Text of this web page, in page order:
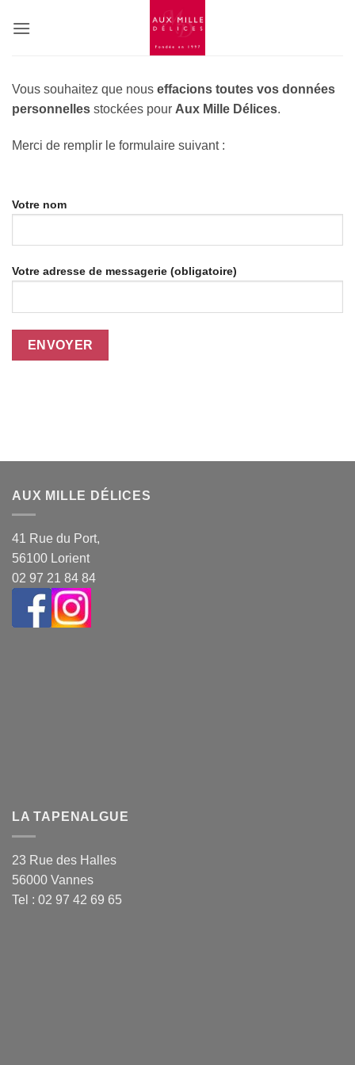
Vous souhaitez que nous effacions toutes vos données
personnelles stockées pour Aux Mille Délices.
Merci de remplir le formulaire suivant :
Votre nom
Votre adresse de messagerie (obligatoire)
AUX MILLE DÉLICES
41 Rue du Port,
56100 Lorient
02 97 21 84 84
LA TAPENALGUE
23 Rue des Halles
56000 Vannes
Tel : 02 97 42 69 65